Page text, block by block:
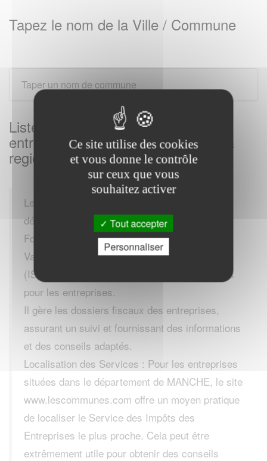
Tapez le nom de la Ville / Commune
Listes des Services des impôts des
entreprises sur BENOITVILLE et sa
region
Le SIE offre une assistance pour diverses
démarches fiscales, comme la Cotisation
Foncière des Entreprises (CFE), la Taxe sur la
Valeur Ajoutée (TVA), l'Impôt sur les Sociétés
(IS), et d'autres obligations fiscales pertinentes
pour les entreprises.
Il gère les dossiers fiscaux des entreprises,
assurant un suivi et fournissant des informations
et des conseils adaptés.
Localisation des Services : Pour les entreprises
situées dans le département de MANCHE, le site
www.lescommunes.com offre un moyen pratique
de localiser le Service des Impôts des
Entreprises le plus proche. Cela peut être
extrêmement utile pour obtenir des conseils
Ce site utilise des cookies
et vous donne le contrôle
sur ceux que vous
souhaitez activer
Tout accepter
Personnaliser